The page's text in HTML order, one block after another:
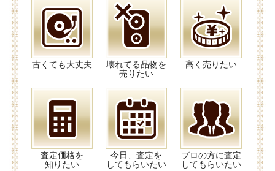
古くても大丈夫
壊れてる品物を
売りたい
高く売りたい
査定価格を
知りたい
今日、査定を
してもらいたい
プロの方に査定
してもらいたい